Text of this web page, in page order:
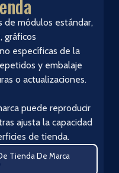
de módulos estándar,
gráficos
específicas de la
y embalaje
o actualizaciones.
puede reproducir
ajusta la capacidad
de tienda.
Tienda De Marca